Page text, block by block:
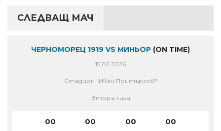
СЛЕДВАЩ МАЧ
ЧЕРНОМОРЕЦ 1919 VS МИНЬОР (ON TIME)
15.02.2026
Стадион "Иван Притъргов"
Втора лига
00 00 00 00